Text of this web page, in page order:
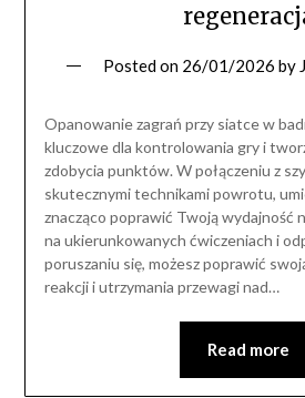
Posted on 26/01/2026 by
Opanowanie zagrań przy siatce w
kluczowe dla kontrolowania gry i
zdobycia punktów. W połączeniu z
skutecznymi technikami powrotu,
znacząco poprawić Twoją wydajność
na ukierunkowanych ćwiczeniach i
poruszaniu się, możesz poprawić
reakcji i utrzymania przewagi nad…
Read more